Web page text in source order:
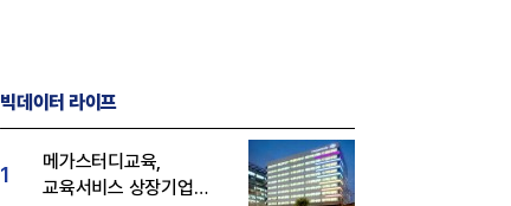
빅데이터 라이프
1
메가스터디교육,
교육서비스 상장기업